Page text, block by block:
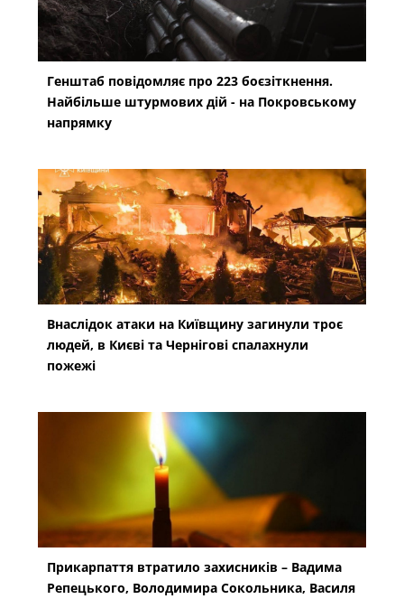
Генштаб повідомляє про 223 боєзіткнення.
Найбільше штурмових дій - на Покровському
напрямку
Внаслідок атаки на Київщину загинули троє
людей, в Києві та Чернігові спалахнули
пожежі
Прикарпаття втратило захисників – Вадима
Репецького, Володимира Сокольника, Василя